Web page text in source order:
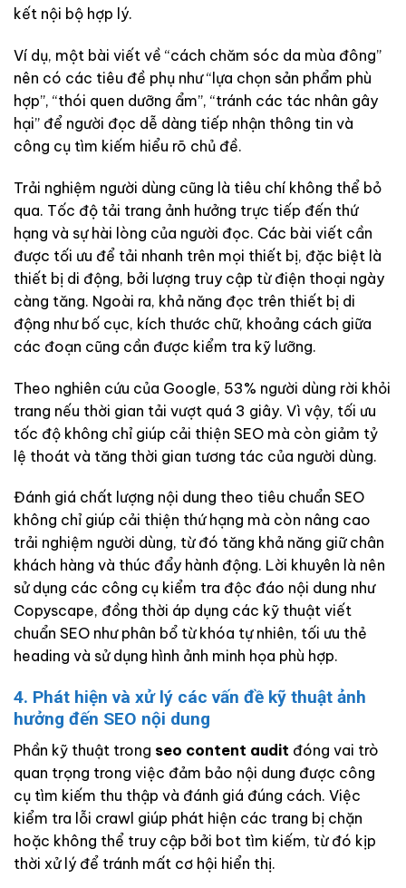
kết nội bộ hợp lý.
Ví dụ, một bài viết về “cách chăm sóc da mùa đông”
nên có các tiêu đề phụ như “lựa chọn sản phẩm phù
hợp”, “thói quen dưỡng ẩm”, “tránh các tác nhân gây
hại” để người đọc dễ dàng tiếp nhận thông tin và
công cụ tìm kiếm hiểu rõ chủ đề.
Trải nghiệm người dùng cũng là tiêu chí không thể bỏ
qua. Tốc độ tải trang ảnh hưởng trực tiếp đến thứ
hạng và sự hài lòng của người đọc. Các bài viết cần
được tối ưu để tải nhanh trên mọi thiết bị, đặc biệt là
thiết bị di động, bởi lượng truy cập từ điện thoại ngày
càng tăng. Ngoài ra, khả năng đọc trên thiết bị di
động như bố cục, kích thước chữ, khoảng cách giữa
các đoạn cũng cần được kiểm tra kỹ lưỡng.
Theo nghiên cứu của Google, 53% người dùng rời khỏi
trang nếu thời gian tải vượt quá 3 giây. Vì vậy, tối ưu
tốc độ không chỉ giúp cải thiện SEO mà còn giảm tỷ
lệ thoát và tăng thời gian tương tác của người dùng.
Đánh giá chất lượng nội dung theo tiêu chuẩn SEO
không chỉ giúp cải thiện thứ hạng mà còn nâng cao
trải nghiệm người dùng, từ đó tăng khả năng giữ chân
khách hàng và thúc đẩy hành động. Lời khuyên là nên
sử dụng các công cụ kiểm tra độc đáo nội dung như
Copyscape, đồng thời áp dụng các kỹ thuật viết
chuẩn SEO như phân bổ từ khóa tự nhiên, tối ưu thẻ
heading và sử dụng hình ảnh minh họa phù hợp.
4. Phát hiện và xử lý các vấn đề kỹ thuật ảnh
hưởng đến SEO nội dung
Phần kỹ thuật trong seo content audit đóng vai trò
quan trọng trong việc đảm bảo nội dung được công
cụ tìm kiếm thu thập và đánh giá đúng cách. Việc
kiểm tra lỗi crawl giúp phát hiện các trang bị chặn
hoặc không thể truy cập bởi bot tìm kiếm, từ đó kịp
thời xử lý để tránh mất cơ hội hiển thị.